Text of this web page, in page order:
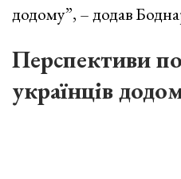
додому”, – додав
Перспективи
українців